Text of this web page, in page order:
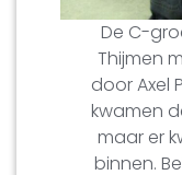
De C-
Thijmen
door Axel
kwamen
maar er
binnen.